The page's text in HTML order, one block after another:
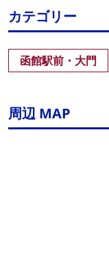
カテゴリー
函館駅前・大門
周辺 MAP